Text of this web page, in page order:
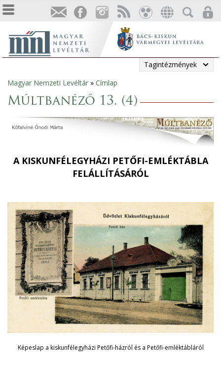
Tagintézmények
Jelenlegi
hely
Magyar Nemzeti Levéltár » Címlap
Múltbanéző 13. (4)
A KISKUNFÉLEGYHÁZI PETŐFI-EMLÉKTÁBLA
FELÁLLÍTÁSÁRÓL
Képeslap a kiskunfélegyházi Petőfi-házról és a Petőfi-emléktábláról